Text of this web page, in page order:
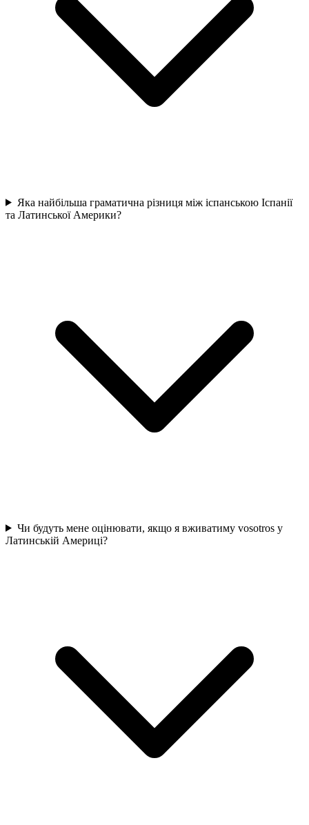
Яка найбільша граматична різниця між іспанською Іспанії
та Латинської Америки?
Чи будуть мене оцінювати, якщо я вживатиму vosotros у
Латинській Америці?